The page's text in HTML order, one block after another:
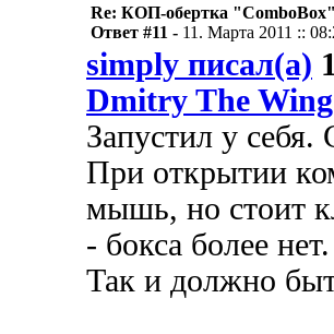
Re: КОП-обертка
Ответ #11 - 11. Марта 2011 ::
simply писал(а)
Dmitry The
Запустил у
При открытии
мышь, но стоит
- бокса более нет.
Так и должно